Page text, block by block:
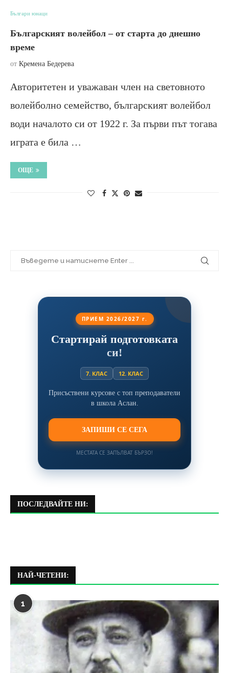
Българи юнаци
Българският волейбол – от старта до днешно
време
от Кремена Бедерева
Авторитетен и уважаван член на световното
волейболно семейство, българският волейбол
води началото си от 1922 г. За първи път тогава
играта е била …
ОЩЕ
ПРИЕМ 2026/2027 г.
Стартирай подготовката
си!
7. КЛАС 12. КЛАС
Присъствени курсове с топ преподаватели
в школа Аслан.
ЗАПИШИ СЕ СЕГА
МЕСТАТА СЕ ЗАПЪЛВАТ БЪРЗО!
ПОСЛЕДВАЙТЕ НИ:
НАЙ-ЧЕТЕНИ:
1